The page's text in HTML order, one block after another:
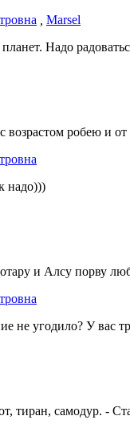
Marsel
Надо
возрастом робею и
надо)))
и Алсу порву
не угодило? У вас
тиран, самодур. -